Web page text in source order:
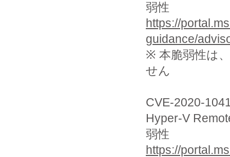
弱性
https://
guidance/
※ 本脆弱性は
せん
CVE-2020-
Hyper-V
弱性
https://